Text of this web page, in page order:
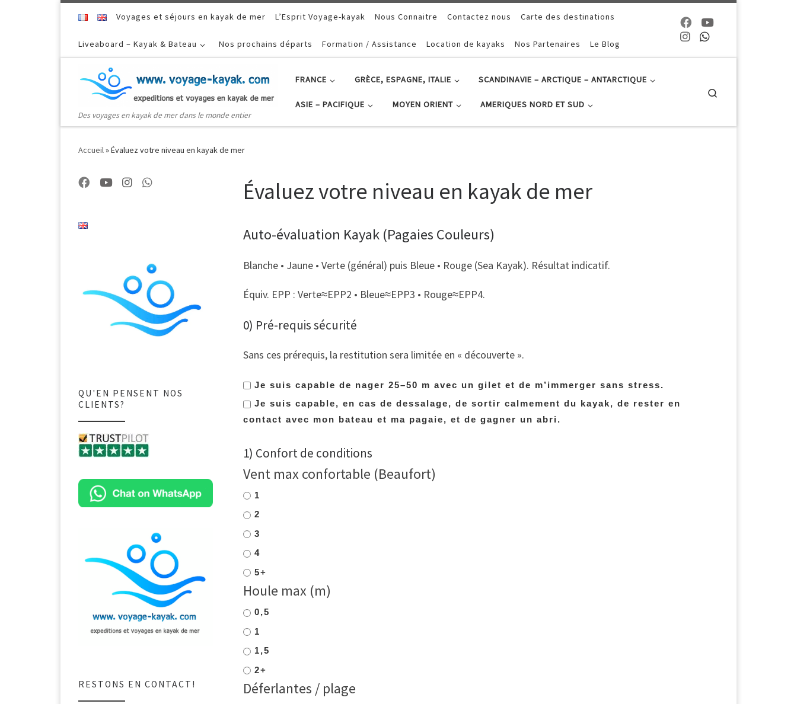
Voyages et séjours en kayak de mer L’Esprit Voyage-kayak Nous Connaitre Contactez nous Carte des destinations
Liveaboard – Kayak & Bateau Nos prochains départs Formation / Assistance Location de kayaks Nos Partenaires Le Blog
Des voyages en kayak de mer dans le monde entier
FRANCE GRÈCE, ESPAGNE, ITALIE SCANDINAVIE – ARCTIQUE – ANTARCTIQUE
ASIE – PACIFIQUE MOYEN ORIENT AMERIQUES NORD ET SUD
Accueil»Évaluez votre niveau en kayak de mer
Évaluez votre niveau en kayak de mer
Auto-évaluation Kayak (Pagaies Couleurs)
Blanche • Jaune • Verte (général) puis Bleue • Rouge (Sea Kayak). Résultat indicatif.
Équiv. EPP : Verte≈EPP2 • Bleue≈EPP3 • Rouge≈EPP4.
0) Pré-requis sécurité
Sans ces prérequis, la restitution sera limitée en « découverte ».
Je suis capable de nager 25–50 m avec un gilet et de m’immerger sans stress.
Je suis capable, en cas de dessalage, de sortir calmement du kayak, de rester en
contact avec mon bateau et ma pagaie, et de gagner un abri.
1) Confort de conditions
Vent max confortable (Beaufort)
1
2
3
4
5+
Houle max (m)
0,5
1
1,5
2+
Déferlantes / plage
QU'EN PENSENT NOS
CLIENTS?
RESTONS EN CONTACT!